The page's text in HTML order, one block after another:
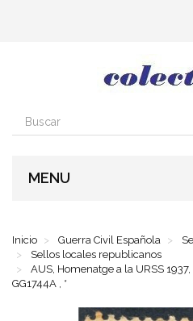
MENU
Inicio Guerra Civil Española
Sellos locales republicanos
AUS, Homenatge a la URSS
GG1744A , *